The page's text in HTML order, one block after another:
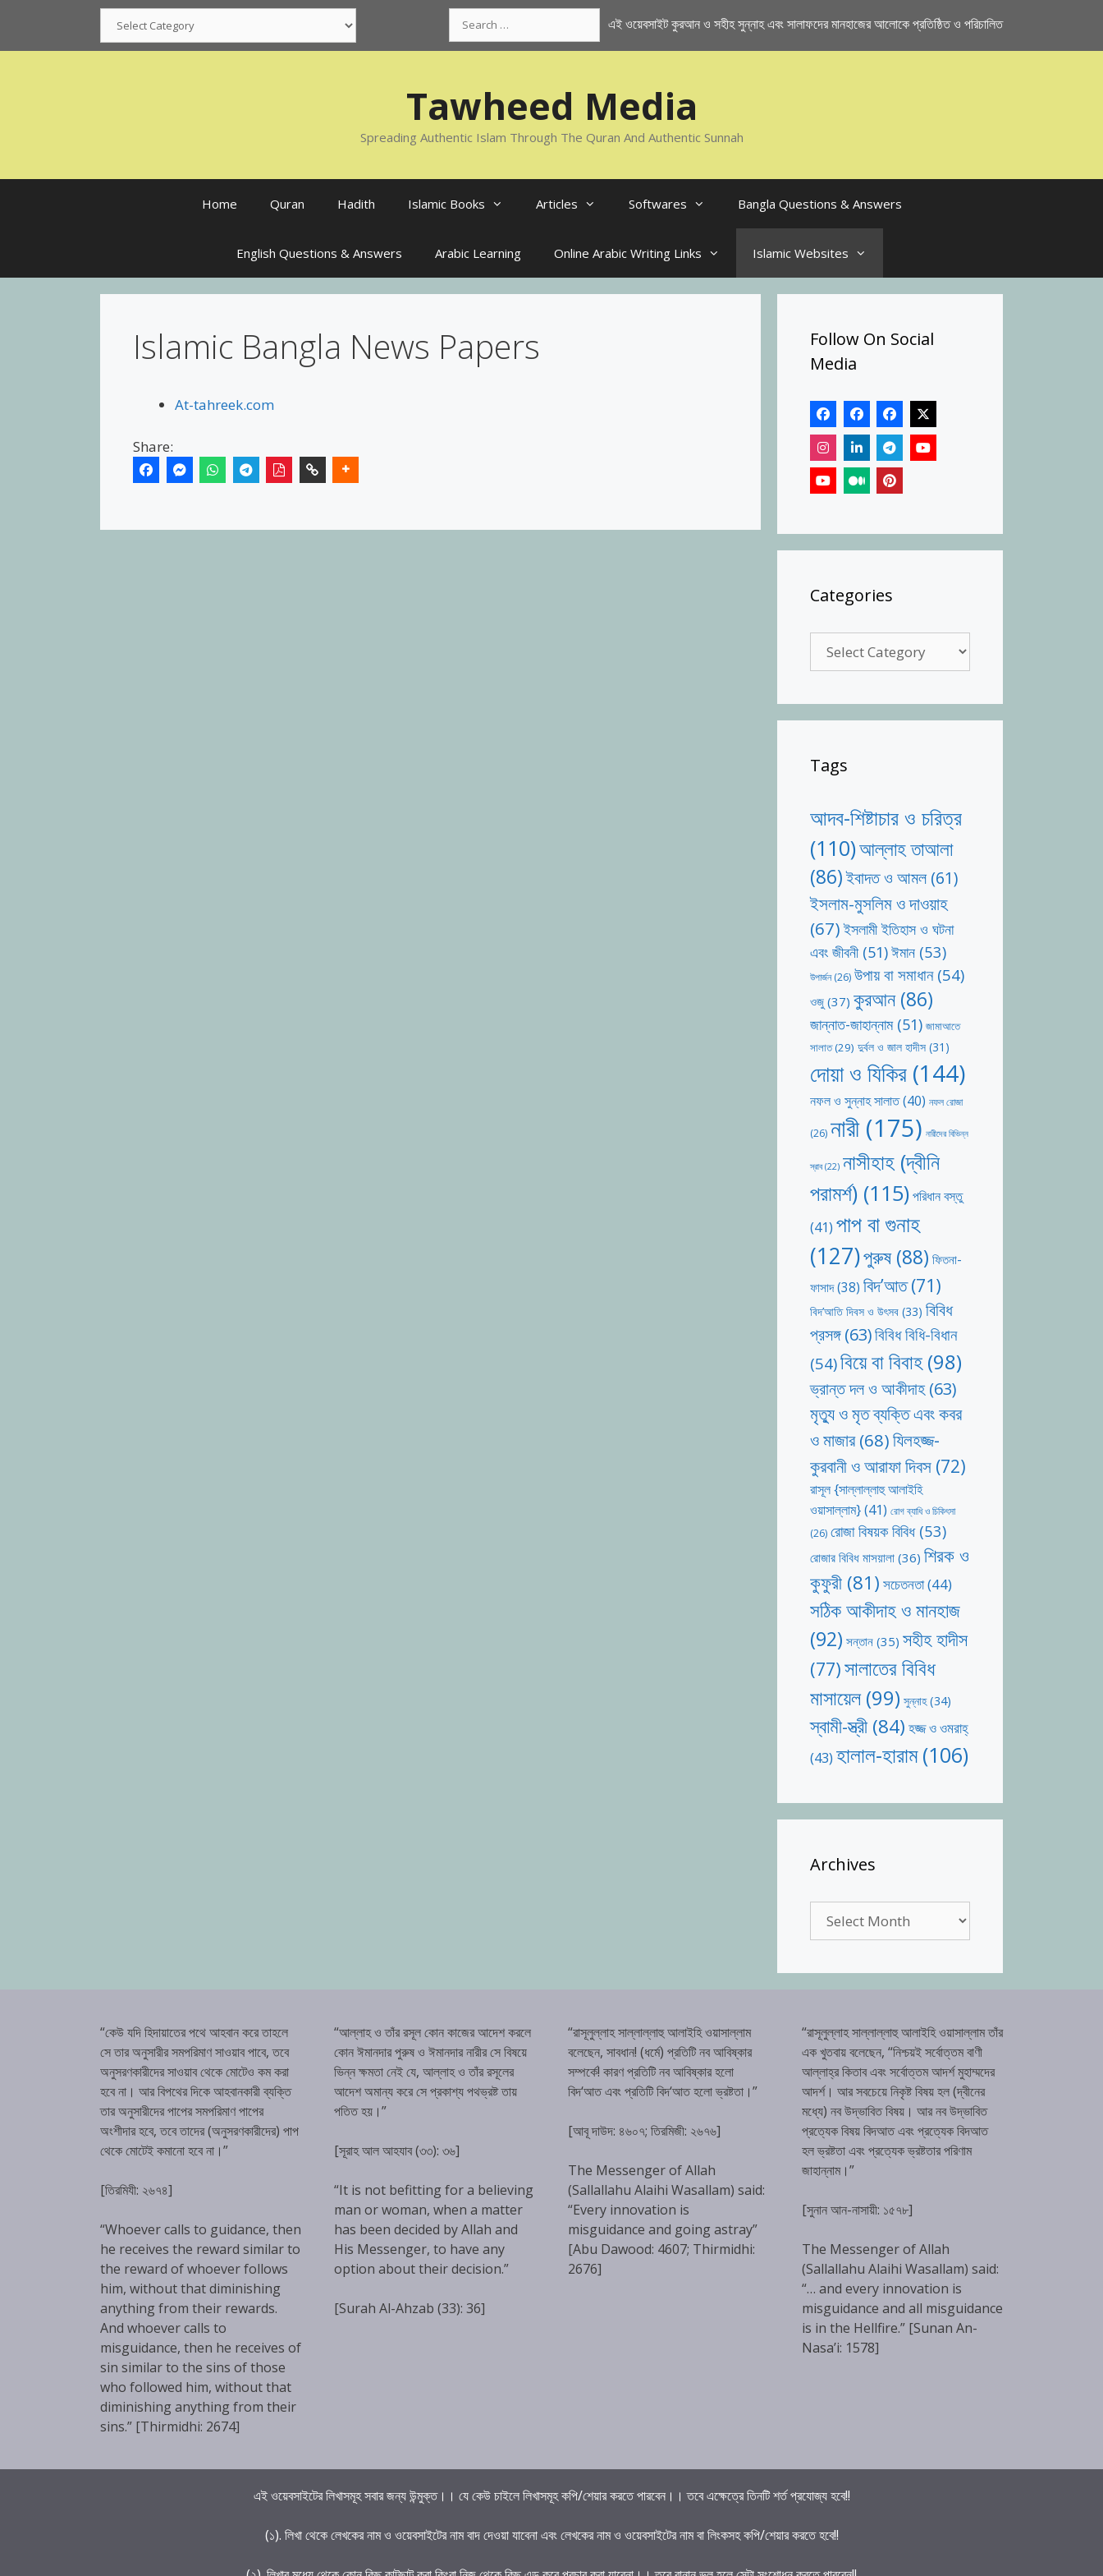
content
for:
এই ওয়েবসাইট কুরআন ও সহীহ সুন্নাহ এবং সালাফদের মানহাজের আলোকে প্রতিষ্ঠিত ও পরিচালিত
Tawheed Media
Spreading Authentic Islam Through The Quran And Authentic Sunnah
Home Quran Hadith Islamic Books Articles Softwares Bangla Questions & Answers
English Questions & Answers Arabic Learning Online Arabic Writing Links Islamic Websites
Islamic Bangla News Papers
At-tahreek.com
Share:
Follow On Social
Media
Categories
Tags
আদব-শিষ্টাচার ও চরিত্র
(110)আল্লাহ তাআলা
(86)ইবাদত ও আমল(61)
ইসলাম-মুসলিম ও দাওয়াহ
(67) ইসলামী ইতিহাস ও ঘটনা
এবং জীবনী(51)ঈমান (53)
উপার্জন(26) উপায় বা সমাধান(54)
ওজু (37) কুরআন(86)
জান্নাত-জাহান্নাম(51) জামাআতে
সালাত(29) দুর্বল ও জাল হাদীস (31)
দোয়া ও যিকির (144)
নফল ও সুন্নাহ সালাত(40) নফল রোজা
(26) নারী(175) নারীদের বিভিন্ন
স্রাব(22) নাসীহাহ (দ্বীনি
পরামর্শ) (115)পরিধান বস্তু
(41) পাপ বা গুনাহ
(127)পুরুষ(88) ফিতনা-
ফাসাদ(38) বিদ’আত(71)
বিদ’আতি দিবস ও উৎসব (33) বিবিধ
প্রসঙ্গ(63)বিবিধ বিধি-বিধান
(54)বিয়ে বা বিবাহ (98)
ভ্রান্ত দল ও আকীদাহ(63)
মৃত্যু ও মৃত ব্যক্তি এবং কবর
ও মাজার(68)যিলহজ্জ-
কুরবানী ও আরাফা দিবস (72)
রাসূল {সাল্লাল্লাহু আলাইহি
ওয়াসাল্লাম}(41) রোগ ব্যাধি ও চিকিৎসা
(26) রোজা বিষয়ক বিবিধ(53)
রোজার বিবিধ মাসয়ালা (36) শিরক ও
কুফুরী (81) সচেতনতা(44)
সঠিক আকীদাহ ও মানহাজ
(92) সন্তান (35) সহীহ হাদীস
(77)সালাতের বিবিধ
মাসায়েল(99) সুন্নাহ(34)
স্বামী-স্ত্রী(84) হজ্জ ও ওমরাহ্‌
(43) হালাল-হারাম(106)
Archives
“কেউ যদি হিদায়াতের পথে আহবান করে তাহলে
সে তার অনুসারীর সমপরিমাণ সাওয়াব পাবে, তবে
অনুসরণকারীদের সাওয়াব থেকে মোটেও কম করা
হবে না। আর বিপথের দিকে আহবানকারী ব্যক্তি
তার অনুসারীদের পাপের সমপরিমাণ পাপের
অংশীদার হবে, তবে তাদের (অনুসরণকারীদের) পাপ
থেকে মোটেই কমানো হবে না।”
[তিরমিযী: ২৬৭৪]
“Whoever calls to guidance, then
he receives the reward similar to
the reward of whoever follows
him, without that diminishing
anything from their rewards.
And whoever calls to
misguidance, then he receives of
sin similar to the sins of those
who followed him, without that
diminishing anything from their
sins.” [Thirmidhi: 2674]
“আল্লাহ ও তাঁর রসূল কোন কাজের আদেশ করলে
কোন ঈমানদার পুরুষ ও ঈমানদার নারীর সে বিষয়ে
ভিন্ন ক্ষমতা নেই যে, আল্লাহ ও তাঁর রসূলের
আদেশ অমান্য করে সে প্রকাশ্য পথভ্রষ্ট তায়
পতিত হয়।”
[সূরাহ আল আহযাব (৩৩): ৩৬]
“It is not befitting for a believing
man or woman, when a matter
has been decided by Allah and
His Messenger, to have any
option about their decision.”
[Surah Al-Ahzab (33): 36]
“রাসূলুল্লাহ সাল্লাল্লাহু আলাইহি ওয়াসাল্লাম
বলেছেন, সাবধান! (ধর্মে) প্রতিটি নব আবিষ্কার
সম্পর্কে! কারণ প্রতিটি নব আবিষ্কার হলো
বিদ‘আত এবং প্রতিটি বিদ‘আত হলো ভ্রষ্টতা।”
[আবূ দাউদ: ৪৬০৭; তিরমিজী: ২৬৭৬]
The Messenger of Allah
(Sallallahu Alaihi Wasallam) said:
“Every innovation is
misguidance and going astray”
[Abu Dawood: 4607; Thirmidhi:
2676]
“রাসূলুল্লাহ সাল্লাল্লাহু আলাইহি ওয়াসাল্লাম তাঁর
এক খুতবায় বলেছেন, “নিশ্চয়ই সর্বোত্তম বাণী
আল্লাহ্‌র কিতাব এবং সর্বোত্তম আদর্শ মুহাম্মদের
আদর্শ। আর সবচেয়ে নিকৃষ্ট বিষয় হল (দ্বীনের
মধ্যে) নব উদ্ভাবিত বিষয়। আর নব উদ্ভাবিত
প্রত্যেক বিষয় বিদআত এবং প্রত্যেক বিদআত
হল ভ্রষ্টতা এবং প্রত্যেক ভ্রষ্টতার পরিণাম
জাহান্নাম।”
[সুনান আন-নাসায়ী: ১৫৭৮]
The Messenger of Allah
(Sallallahu Alaihi Wasallam) said:
“… and every innovation is
misguidance and all misguidance
is in the Hellfire.” [Sunan An-
Nasa’i: 1578]
এই ওয়েবসাইটের লিখাসমূহ সবার জন্য উন্মুক্ত।। যে কেউ চাইলে লিখাসমূহ কপি/শেয়ার করতে পারবেন।। তবে এক্ষেত্রে তিনটি শর্ত প্রযোজ্য হবে!!
(১). লিখা থেকে লেখকের নাম ও ওয়েবসাইটের নাম বাদ দেওয়া যাবেনা এবং লেখকের নাম ও ওয়েবসাইটের নাম বা লিংকসহ কপি/শেয়ার করতে হবে!!